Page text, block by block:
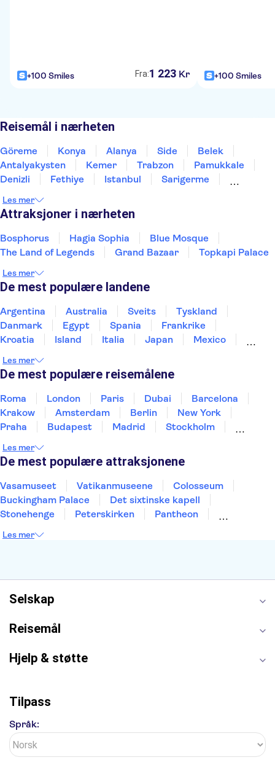
+100 Smiles Fra:1 223 Kr +100 Smiles
Reisemål i nærheten
Göreme Konya Alanya Side
Belek
Antalyakysten
Kemer Trabzon
Pamukkale
Denizli
Fethiye Istanbul
Sarigerme
Les mer
Attraksjoner i nærheten
Bosphorus Hagia Sophia
Blue Mosque
The Land of Legends
Grand Bazaar Topkapi Palace
Les mer
De mest populære landene
Argentina Australia Sveits
Tyskland
Danmark
Egypt Spania
Frankrike
Kroatia
Island Italia Japan
Mexico
Sverige
Thailand Tyrkia
Les mer
De mest populære reisemålene
Roma London Paris Dubai
Barcelona
Krakow
Amsterdam Berlin
New York
Praha
Budapest Madrid
Stockholm
Alicante
Riga
Les mer
De mest populære attraksjonene
Vasamuseet Vatikanmuseene
Colosseum
Buckingham Palace
Det sixtinske kapell
Stonehenge
Peterskirken
Pantheon
Burj Khalifa
Les mer
Selskap
Reisemål
Hjelp & støtte
Tilpass
Språk: